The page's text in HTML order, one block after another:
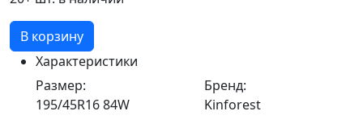
В корзину
Характеристики
Размер:
195/45R16 84W
Бренд:
Kinforest